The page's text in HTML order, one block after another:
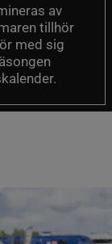
av
tillhör
med sig